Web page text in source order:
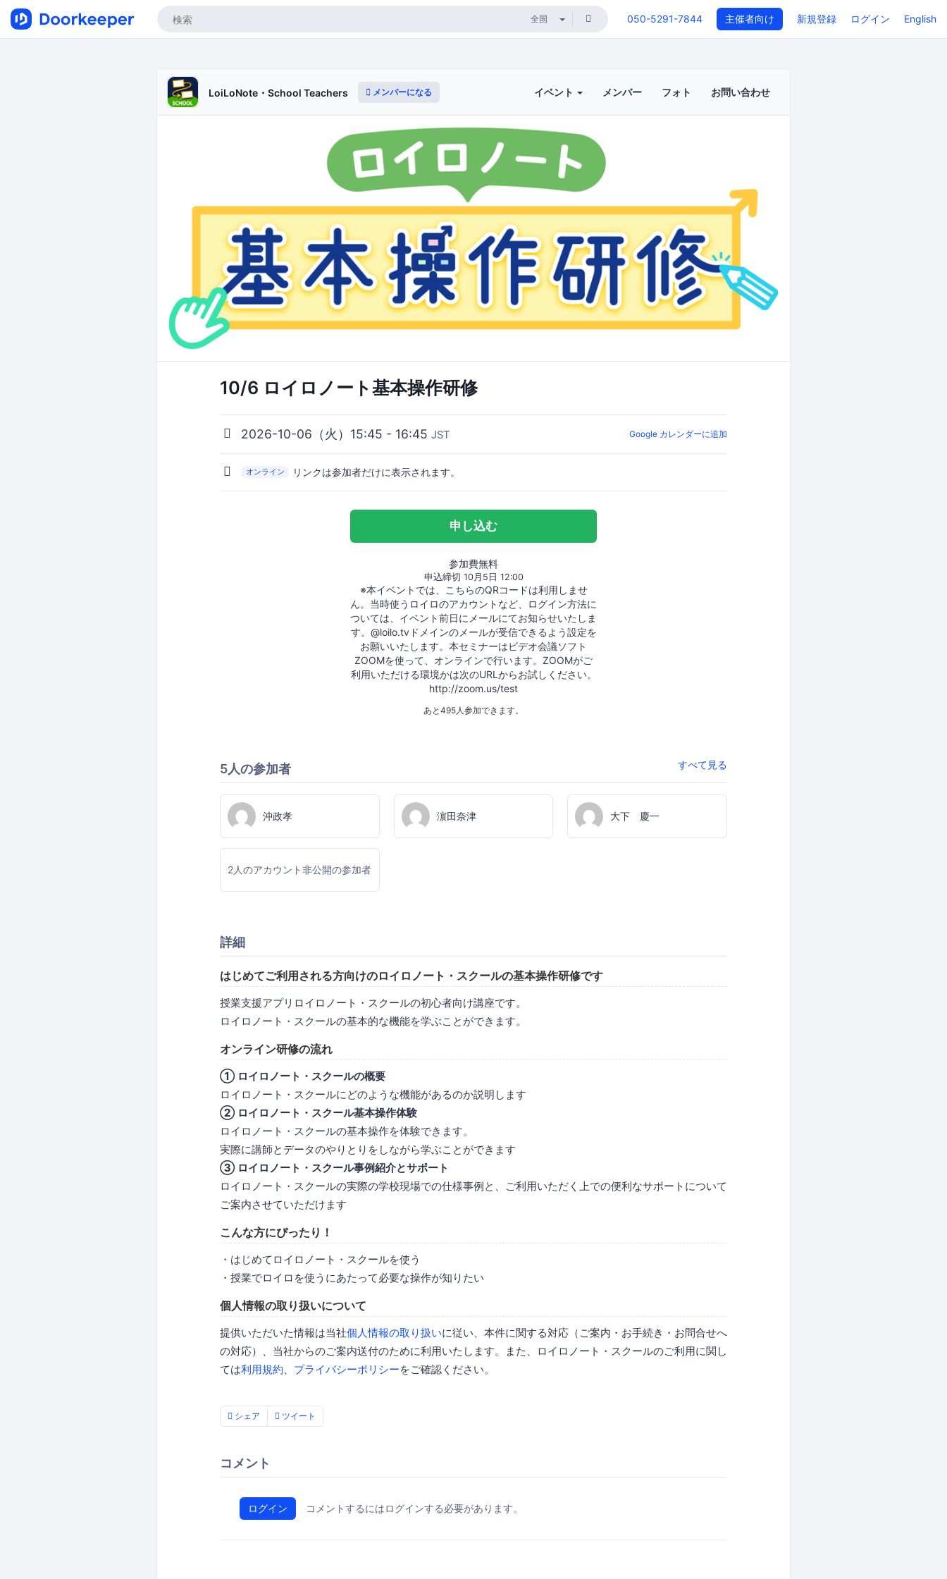
050-5291-7844 主催者向け 新規登録 ログイン English
LoiLoNote・School Teachers メンバーになる イベント メンバー フォト お問い合わせ
10/6 ロイロノート基本操作研修
2026-10-06（火）15:45 - 16:45 JST Google カレンダーに追加
オンライン リンクは参加者だけに表示されます。
申し込む
参加費無料
申込締切 10月5日 12:00
※本イベントでは、こちらのQRコードは利用しませ
ん。当時使うロイロのアカウントなど、ログイン方法に
ついては、イベント前日にメールにてお知らせいたしま
す。@loilo.tvドメインのメールが受信できるよう設定を
お願いいたします。本セミナーはビデオ会議ソフト
ZOOMを使って、オンラインで行います。ZOOMがご
利用いただける環境かは次のURLからお試しください。
http://zoom.us/test
あと495人参加できます。
5人の参加者 すべて見る
沖政孝 濵田奈津 大下 慶一
2人のアカウント非公開の参加者
詳細
はじめてご利用される方向けのロイロノート・スクールの基本操作研修です
授業支援アプリロイロノート・スクールの初心者向け講座です。
ロイロノート・スクールの基本的な機能を学ぶことができます。
オンライン研修の流れ
① ロイロノート・スクールの概要
ロイロノート・スクールにどのような機能があるのか説明します
② ロイロノート・スクール基本操作体験
ロイロノート・スクールの基本操作を体験できます。
実際に講師とデータのやりとりをしながら学ぶことができます
③ ロイロノート・スクール事例紹介とサポート
ロイロノート・スクールの実際の学校現場での仕様事例と、ご利用いただく上での便利なサポートについて
ご案内させていただけます
こんな方にぴったり！
・はじめてロイロノート・スクールを使う
・授業でロイロを使うにあたって必要な操作が知りたい
個人情報の取り扱いについて
提供いただいた情報は当社個人情報の取り扱いに従い、本件に関する対応（ご案内・お手続き・お問合せへ
の対応）、当社からのご案内送付のために利用いたします。また、ロイロノート・スクールのご利用に関し
ては利用規約、 プライバシーポリシーをご確認ください。
シェア ツイート
コメント
ログイン コメントするにはログインする必要があります。